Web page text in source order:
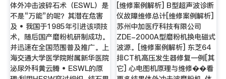
体外冲击波碎石术（ESWL）是
不是“万能”的呢？其潜在危害
及 • 我国于1985年引进该项技
术，随后国产磨粉机研制成功。
并迅速在全国范围普及推广。上
海交通大学医学院附属新华医院
泌尿外科黄云腾 • ESWL的原
[维修案例解析] B型超声波诊断
仪故障维修总计[维修案例解析]
苏州中加医疗科技有限公司
ZDE-2000A型磨粉机换电磁式
波源。[维修案例解析] 东芝64
排CT机高压发生器修复一例[其
它] 心电图机原理与维修��看